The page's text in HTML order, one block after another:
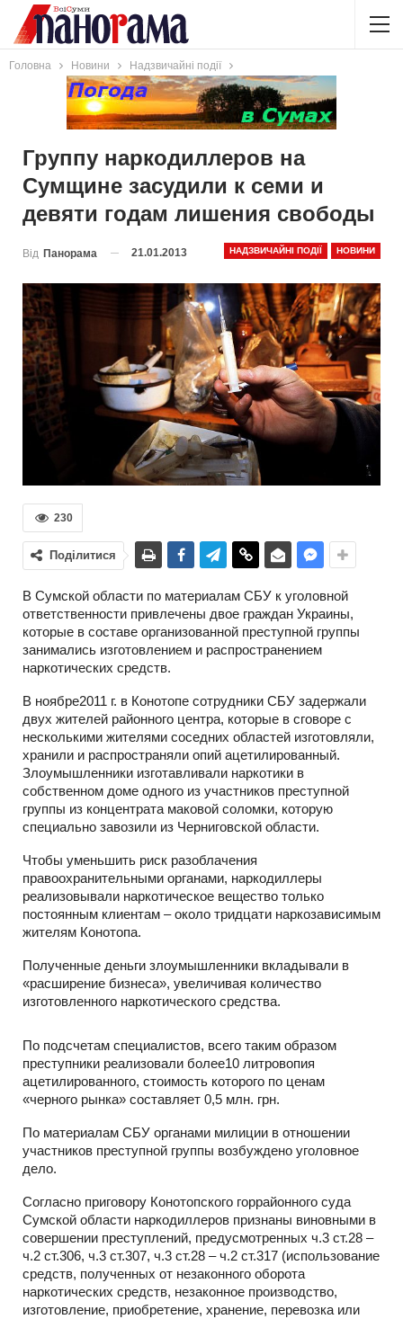
Головна Новини Надзвичайні події
Группу наркодиллеров на
Сумщине засудили к семи и
девяти годам лишения свободы
НАДЗВИЧАЙНІ ПОДІЇ НОВИНИ
Від Панорама 21.01.2013
230
Поділитися
В Сумской области по материалам СБУ к уголовной
ответственности привлечены двое граждан Украины,
которые в составе организованной преступной группы
занимались изготовлением и распространением
наркотических средств.
В ноябре2011 г. в Конотопе сотрудники СБУ задержали
двух жителей районного центра, которые в сговоре с
несколькими жителями соседних областей изготовляли,
хранили и распространяли опий ацетилированный.
Злоумышленники изготавливали наркотики в
собственном доме одного из участников преступной
группы из концентрата маковой соломки, которую
специально завозили из Черниговской области.
Чтобы уменьшить риск разоблачения
правоохранительными органами, наркодиллеры
реализовывали наркотическое вещество только
постоянным клиентам – около тридцати наркозависимым
жителям Конотопа.
Полученные деньги злоумышленники вкладывали в
«расширение бизнеса», увеличивая количество
изготовленного наркотического средства.
По подсчетам специалистов, всего таким образом
преступники реализовали более10 литровопия
ацетилированного, стоимость которого по ценам
«черного рынка» составляет 0,5 млн. грн.
По материалам СБУ органами милиции в отношении
участников преступной группы возбуждено уголовное
дело.
Согласно приговору Конотопского горрайонного суда
Сумской области наркодиллеров признаны виновными в
совершении преступлений, предусмотренных ч.3 ст.28 –
ч.2 ст.306, ч.3 ст.307, ч.3 ст.28 – ч.2 ст.317 (использование
средств, полученных от незаконного оборота
наркотических средств, незаконное производство,
изготовление, приобретение, хранение, перевозка или